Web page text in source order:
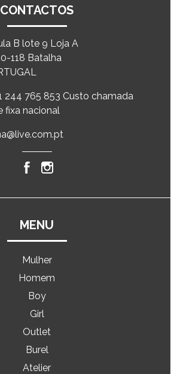
CONTACTOS
B lote 9 Loja A
118 Batalha
244 765 853 Custo chamada
fixa nacional
MENU
Mulher
Homem
Boy
Girl
Outlet
Burel
Atelier